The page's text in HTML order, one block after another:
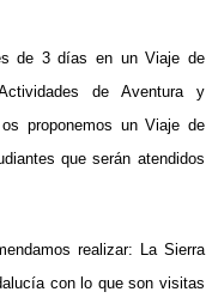
de 3 días en un Viaje de
de Aventura y
proponemos un Viaje de
que serán atendidos
realizar: La Sierra
con lo que son visitas